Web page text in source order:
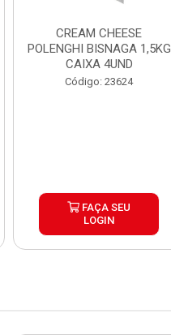
CREAM CHEESE
POLENGHI BISNAGA 1,5KG
CAIXA 4UND
Código: 23624
FAÇA SEU
LOGIN